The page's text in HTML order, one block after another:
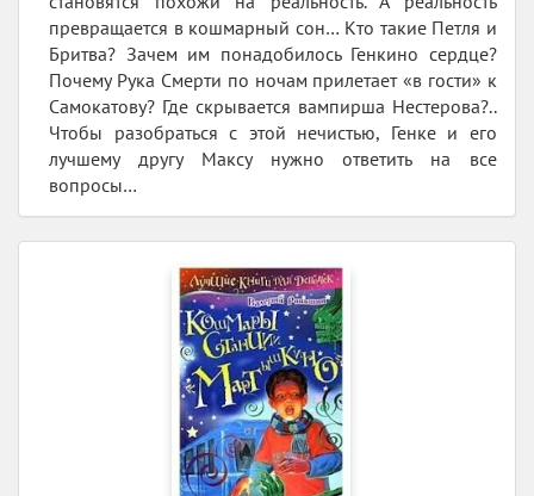
превращается в кошмарный сон… Кто такие Петля и
Бритва? Зачем им понадобилось Генкино сердце?
Почему Рука Смерти по ночам прилетает «в гости» к
Самокатову? Где скрывается вампирша Нестерова?..
Чтобы разобраться с этой нечистью, Генке и его
лучшему другу Максу нужно ответить на все
вопросы…